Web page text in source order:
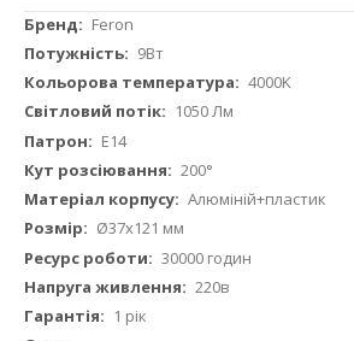
ДокладнішеFeron
9Вт
4000K
1050 Лм
E14
200°
Алюміній+пластик
Ø37х121 мм
30000 годин
220в
1 рік